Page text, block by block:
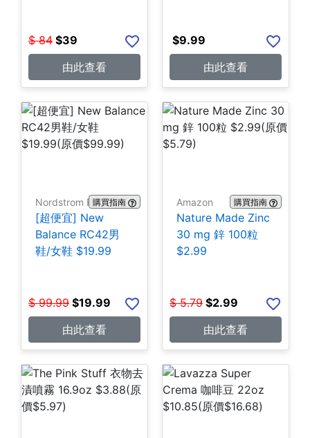
$ 84 $39
由此查看
$9.99
由此查看
Nordstrom Rack購買指南
[超便宜] New
Balance RC42男
鞋/女鞋 $19.99
$ 99.99 $19.99
由此查看
Amazon 購買指南
Nature Made Zinc
30 mg 鋅 100粒
$2.99
$ 5.79 $2.99
由此查看